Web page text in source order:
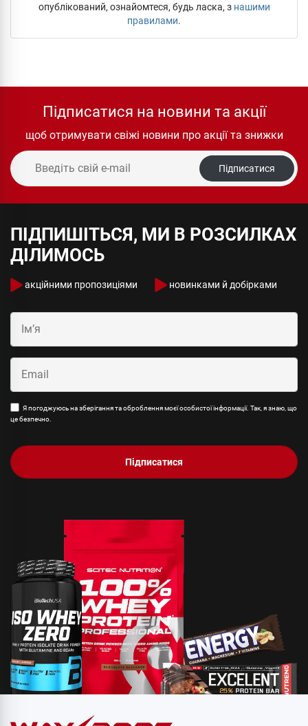
опублікований, ознайомтеся, будь ласка, з нашими
правилами.
Підписатися на новини та акції
щоб отримувати свіжі новини про акції та знижки
Підписатися
ПІДПИШІТЬСЯ, МИ В РОЗСИЛКАХ
ДІЛИМОСЬ
акційними пропозиціями новинками й добірками
Я погоджуюсь на зберігання та оброблення моєї особистої інформації. Так, я знаю, що
це безпечно.
Підписатися